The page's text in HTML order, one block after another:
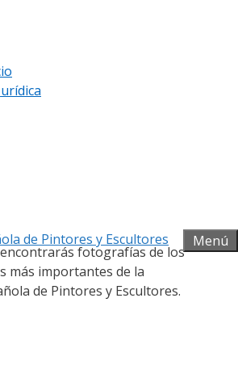
Menú
fotográfica
fotografías de los
más importantes de la
de Pintores y Escultores.